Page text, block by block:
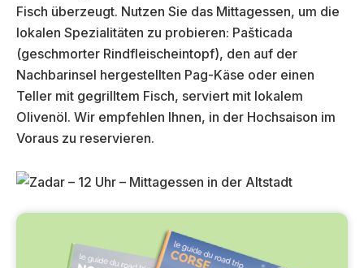
Fisch überzeugt. Nutzen Sie das Mittagessen, um die
lokalen Spezialitäten zu probieren: Pašticada
(geschmorter Rindfleischeintopf), den auf der
Nachbarinsel hergestellten Pag-Käse oder einen
Teller mit gegrilltem Fisch, serviert mit lokalem
Olivenöl. Wir empfehlen Ihnen, in der Hochsaison im
Voraus zu reservieren.